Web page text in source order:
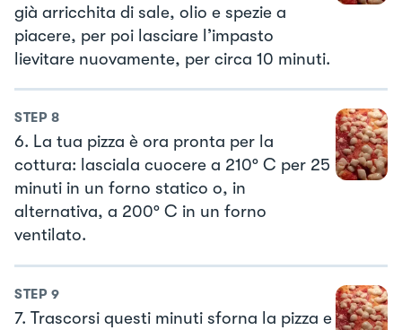
già arricchita di sale, olio e spezie a
piacere, per poi lasciare l’impasto
lievitare nuovamente, per circa 10 minuti.
STEP 8
6. La tua pizza è ora pronta per la
cottura: lasciala cuocere a 210° C per 25
minuti in un forno statico o, in
alternativa, a 200° C in un forno
ventilato.
STEP 9
7. Trascorsi questi minuti sforna la pizza e